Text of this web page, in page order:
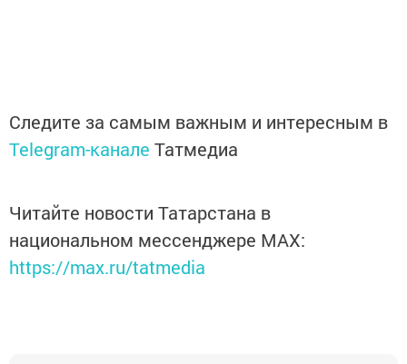
Следите за самым важным и интересным в
Telegram-канале Татмедиа
Читайте новости Татарстана в
национальном мессенджере MАХ:
https://max.ru/tatmedia